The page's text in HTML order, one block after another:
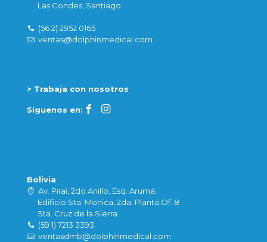
Las Condes, Santiago
(56 2) 2952 0165
ventas@dolphinmedical.com
> Trabaja con nosotros
Síguenos en:
Bolivia
Av. Piraí, 2do Anillo, Esq. Arumá,
Edificio Sta. Monica, 2da. Planta Of. 8
Sta. Cruz de la Sierra.
(59 1) 7213 3393
ventasdmb@dolphinmedical.com